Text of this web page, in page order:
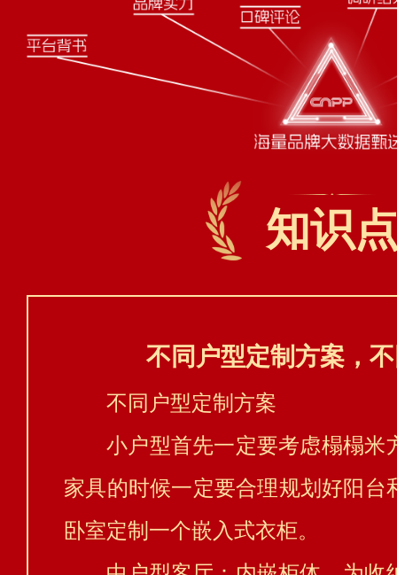
知识
不同户型定制方案，
不同户型定制方案
小户型首先一定要考虑榻榻米
家具的时候一定要合理规划好阳台
卧室定制一个嵌入式衣柜。